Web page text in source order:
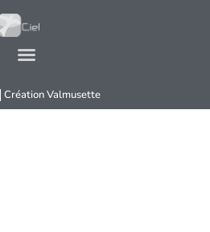
CréationValmusette